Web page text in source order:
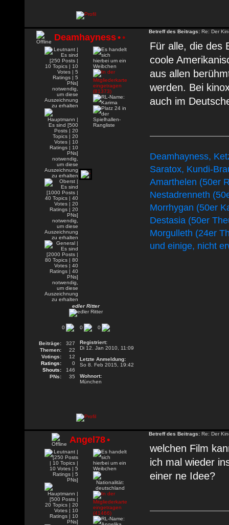
Deamhayness••
edler Ritter
0 0 0
Beiträge:
327
Themen:
22
Votings:
12
Ratings:
0
Shouts:
146
PNs:
35
Registriert:
Di 12. Jan 2010, 11:09
Letzte Anmeldung:
So 8. Feb 2015, 19:42
Wohnort:
München
Betreff des Beitrags: Re: Der
Für alle, die des
coole
aus allen
werden. Bei
auch im
Deamhayness,
Saratox, Kundi-
Amarthelen (50er
Nestadrenneth
Morrhygan (50er
Destasia (50er
Morgulleth (24er
und einige, nicht
Angel78•
Betreff des Beitrags: Re: Der
welchen Film
ich mal wieder
einer ne Idee?